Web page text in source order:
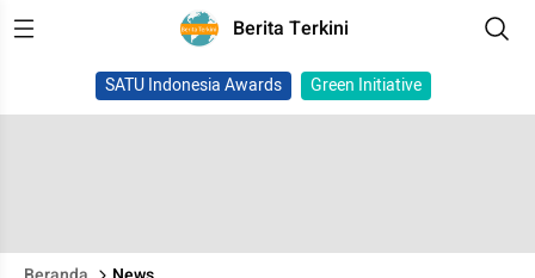
Berita Terkini
SATU Indonesia Awards Green Initiative